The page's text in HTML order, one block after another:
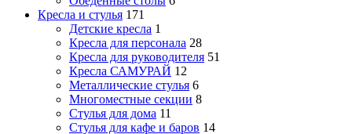
Кресла и стулья 171
Детские кресла 1
Кресла для персонала 28
Кресла для руководителя 51
Кресла САМУРАЙ 12
Металлические стулья 6
Многоместные секции 8
Стулья для дома 11
Стулья для кафе и баров 14